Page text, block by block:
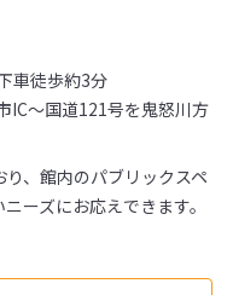
車徒歩約3分
IC～国道121号を鬼怒川方
、館内のパブリックスペ
ーズにお応えできます。